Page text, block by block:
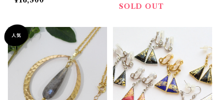
SOLD OUT